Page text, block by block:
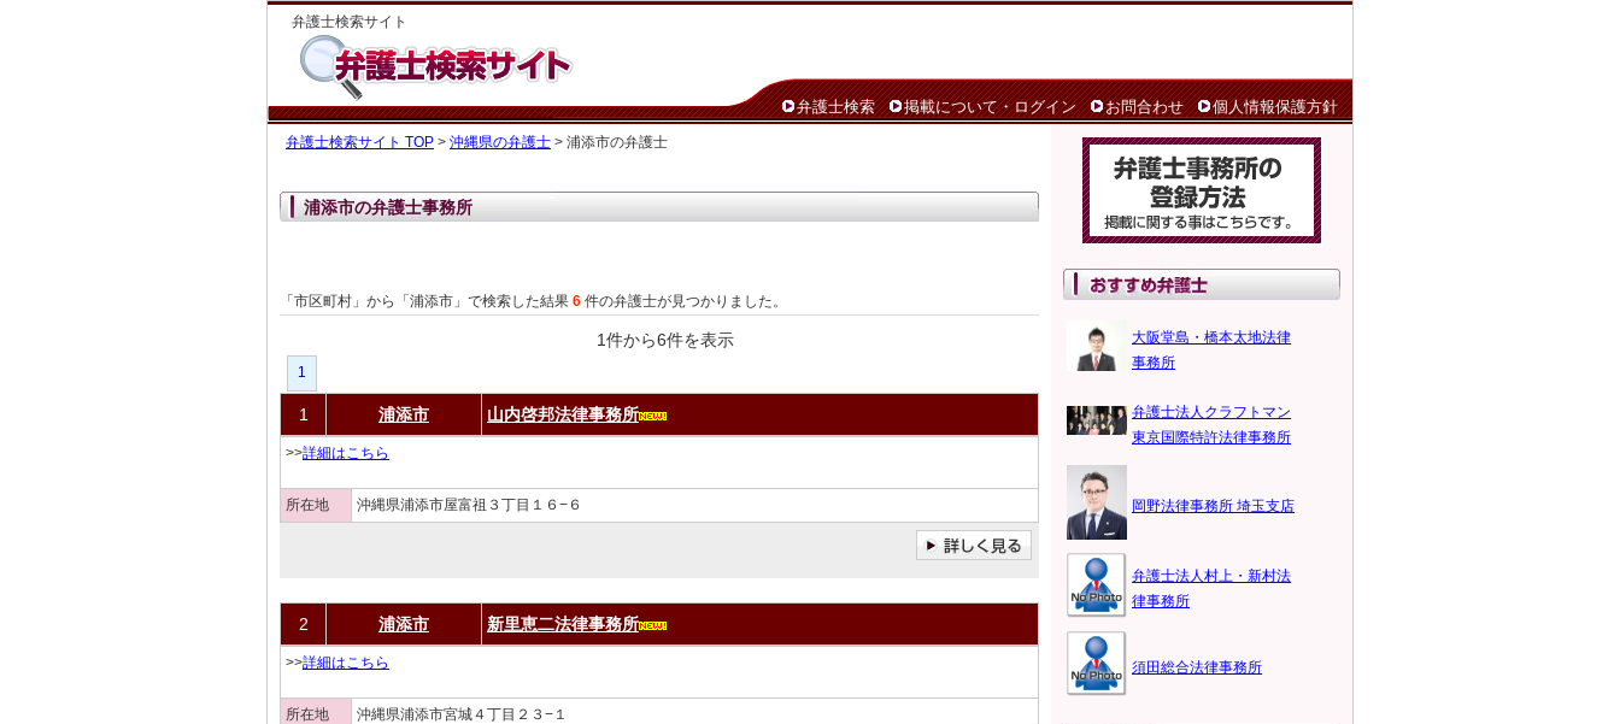
弁護士検索サイト
弁護士検索 掲載について・ログイン お問合わせ 個人情報保護方針
弁護士検索サイト TOP > 沖縄県の弁護士 > 浦添市の弁護士
浦添市の弁護士事務所
「市区町村」から「浦添市」で検索した結果 6 件の弁護士が見つかりました。
1件から6件を表示
1
1 浦添市 山内啓邦法律事務所
>>詳細はこちら
所在地 沖縄県浦添市屋富祖３丁目１６−６
2 浦添市 新里恵二法律事務所
>>詳細はこちら
所在地 沖縄県浦添市宮城４丁目２３−１
大阪堂島・橋本太地法律
事務所
弁護士法人クラフトマン
東京国際特許法律事務所
岡野法律事務所 埼玉支店
弁護士法人村上・新村法
律事務所
須田総合法律事務所